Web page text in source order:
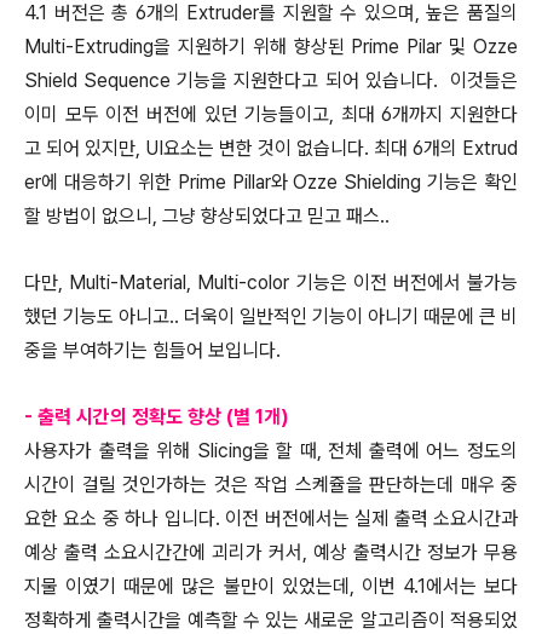
4.1 버전은 총 6개의 Extruder를 지원할 수 있으며, 높은 품질의
Multi-Extruding을 지원하기 위해 향상된 Prime Pilar 및 Ozze
Shield Sequence 기능을 지원한다고 되어 있습니다. 이것들은
이미 모두 이전 버전에 있던 기능들이고, 최대 6개까지 지원한다
고 되어 있지만, UI요소는 변한 것이 없습니다. 최대 6개의 Extrud
er에 대응하기 위한 Prime Pillar와 Ozze Shielding 기능은 확인
할 방법이 없으니, 그냥 향상되었다고 믿고 패스..
다만, Multi-Material, Multi-color 기능은 이전 버전에서 불가능
했던 기능도 아니고.. 더욱이 일반적인 기능이 아니기 때문에 큰 비
중을 부여하기는 힘들어 보입니다.
- 출력 시간의 정확도 향상 (별 1개)
사용자가 출력을 위해 Slicing을 할 때, 전체 출력에 어느 정도의
시간이 걸릴 것인가하는 것은 작업 스켸쥴을 판단하는데 매우 중
요한 요소 중 하나 입니다. 이전 버전에서는 실제 출력 소요시간과
예상 출력 소요시간간에 괴리가 커서, 예상 출력시간 정보가 무용
지물 이였기 때문에 많은 불만이 있었는데, 이번 4.1에서는 보다
정확하게 출력시간을 예측할 수 있는 새로운 알고리즘이 적용되었